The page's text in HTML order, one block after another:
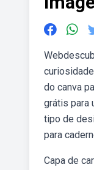
do canva
grátis para
tipo de
para
Capa de